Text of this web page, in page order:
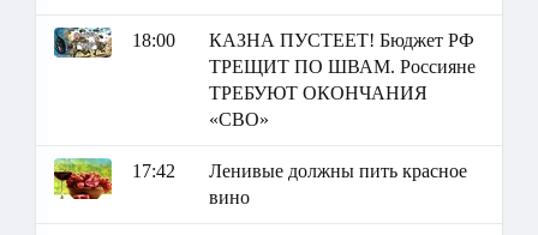
18:00
КАЗНА ПУСТЕЕТ! Бюджет РФ
ТРЕЩИТ ПО ШВАМ. Россияне
ТРЕБУЮТ ОКОНЧАНИЯ
«СВО»
17:42
Ленивые должны пить красное
вино